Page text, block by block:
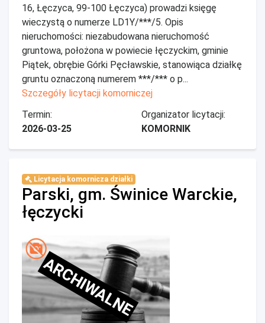
16, Łęczyca, 99-100 Łęczyca) prowadzi księgę
wieczystą o numerze LD1Y/***/5. Opis
nieruchomości: niezabudowana nieruchomość
gruntowa, położona w powiecie łęczyckim, gminie
Piątek, obrębie Górki Pęcławskie, stanowiąca działkę
gruntu oznaczoną numerem ***/*** o p...
Szczegóły licytacji komorniczej
Termin:
2026-03-25
Organizator licytacji:
KOMORNIK
Licytacja komornicza działki
Parski, gm. Świnice Warckie,
łęczycki
ARCHIWALNE